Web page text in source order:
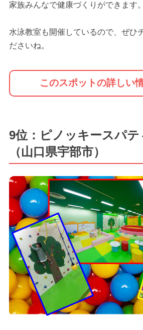
家族みんなで健康づくりができます。
水泳教室も開催しているので、ぜひ
ださいね。
このスポットの詳しい
9位：ピノッキースパテ
（山口県宇部市）